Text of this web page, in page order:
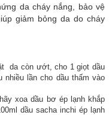
da cháy nắng, bảo vệ
giảm bỏng da do cháy
da còn ướt, cho 1 giọt dầu
nhiều lần cho dầu thấm vào
xoa dầu bơ ép lạnh khắp
dầu sacha inchi ép lạnh